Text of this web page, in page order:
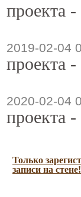
проекта
2019-02-04
проекта
2020-02-04
проекта
Только
записи на стене!